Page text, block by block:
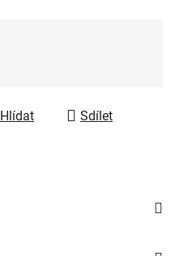
Hlídat Sdílet